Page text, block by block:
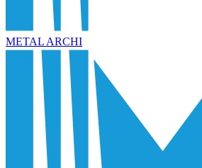
METAL ARCHI